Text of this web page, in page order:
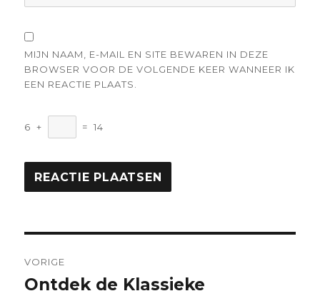
MIJN NAAM, E-MAIL EN SITE BEWAREN IN DEZE
BROWSER VOOR DE VOLGENDE KEER WANNEER IK
EEN REACTIE PLAATS.
6 + = 14
VORIGE
Vorige
Ontdek de Klassieke